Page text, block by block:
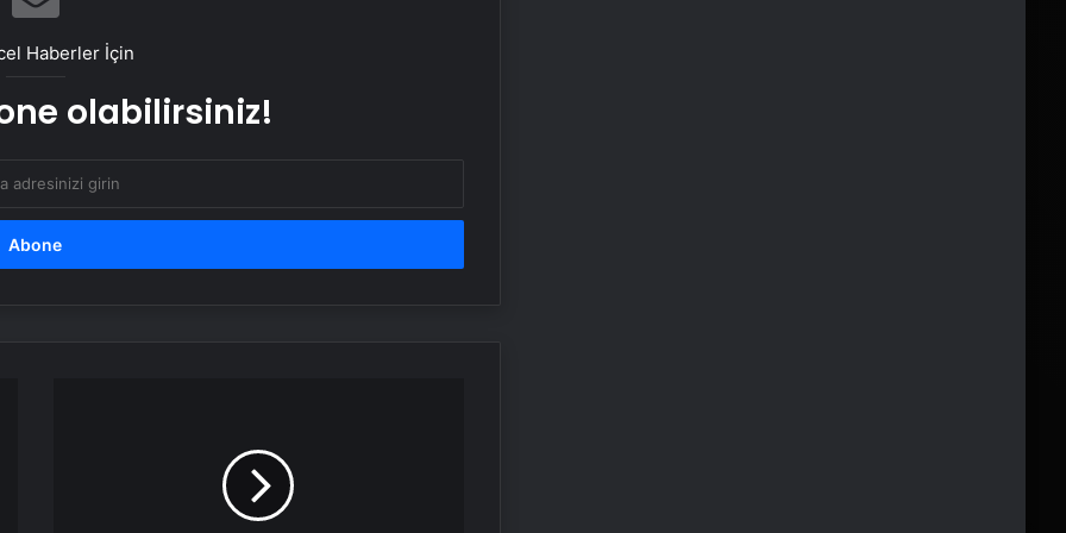
Bayraktar TB3’ten hedefe tam
Haberler İçin
olabilirsiniz!